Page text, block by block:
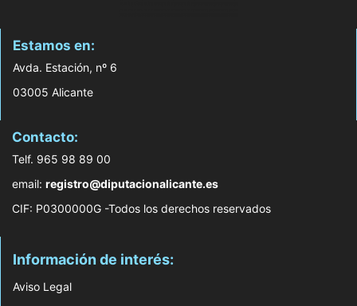
Estamos en:
Avda. Estación, nº 6
03005 Alicante
Contacto:
Telf. 965 98 89 00
email: registro@diputacionalicante.es
CIF: P0300000G -Todos los derechos reservados
Información de interés:
Aviso Legal